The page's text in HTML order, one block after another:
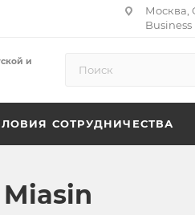
Москва,
Business
и
СОТРУДНИЧЕСТВА